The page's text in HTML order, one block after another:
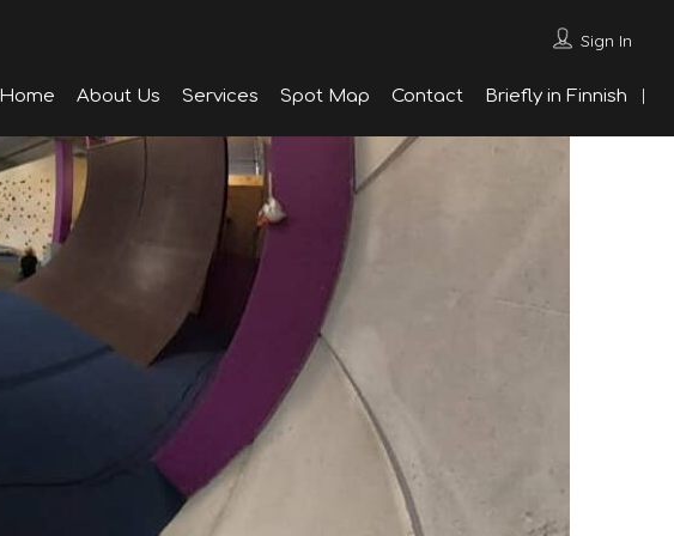
Sign In
Home About Us Services Spot Map Contact Briefly in Finnish